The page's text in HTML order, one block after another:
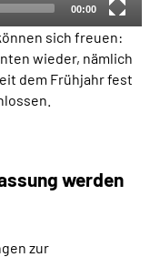
00:00
sich freuen:
wieder, nämlich
dem Frühjahr fest
werden
zur